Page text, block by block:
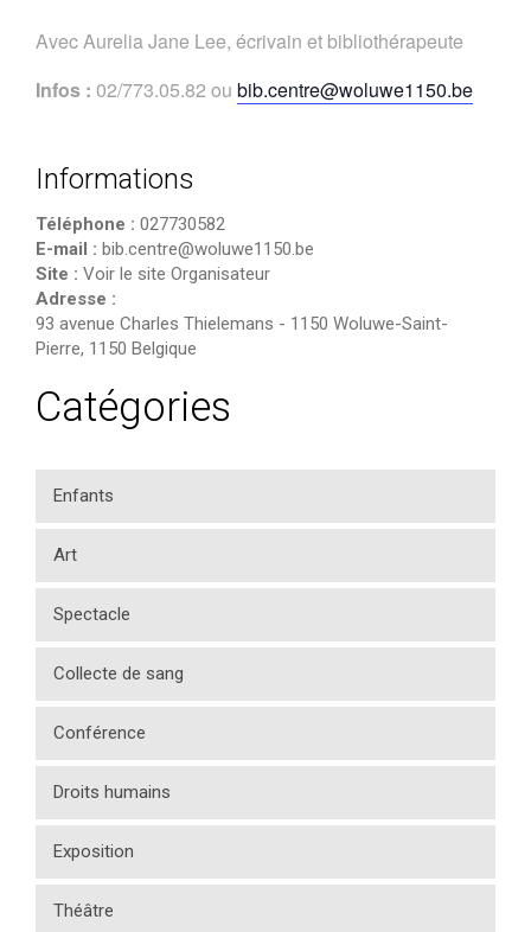
Avec Aurelia Jane Lee, écrivain et bibliothérapeute
Infos : 02/773.05.82 ou bib.centre@woluwe1150.be
Informations
Téléphone : 027730582
E-mail : bib.centre@woluwe1150.be
Site : Voir le site Organisateur
Adresse :
93 avenue Charles Thielemans - 1150 Woluwe-Saint-
Pierre, 1150 Belgique
Catégories
Enfants
Art
Spectacle
Collecte de sang
Conférence
Droits humains
Exposition
Théâtre